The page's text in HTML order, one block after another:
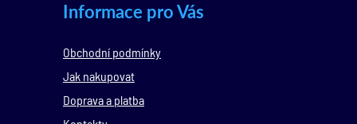
Informace pro Vás
Obchodní podmínky
Jak nakupovat
Doprava a platba